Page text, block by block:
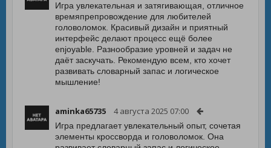
Игра увлекательная и затягивающая, отличное
времяпрепровождение для любителей
головоломок. Красивый дизайн и приятный
интерфейс делают процесс ещё более
enjoyable. Разнообразие уровней и задач не
даёт заскучать. Рекомендую всем, кто хочет
развивать словарный запас и логическое
мышление!
aminka65735 4 августа 2025 07:00
Игра предлагает увлекательный опыт, сочетая
элементы кроссворда и головоломок. Она